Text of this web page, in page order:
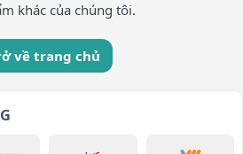
khác của chúng tôi.
về trang chủ